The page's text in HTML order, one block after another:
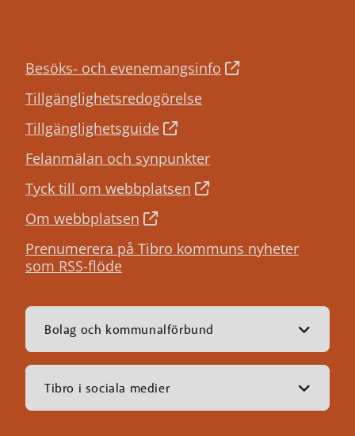
Besöks- och evenemangsinfo
Tillgänglighetsredogörelse
Tillgänglighetsguide
Felanmälan och synpunkter
Tyck till om webbplatsen
Om webbplatsen
Prenumerera på Tibro kommuns nyheter
som RSS-flöde
Bolag och kommunalförbund
Tibro i sociala medier